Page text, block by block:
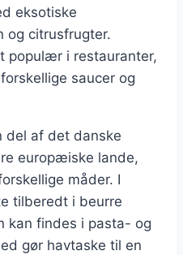
eksotiske
og citrusfrugter.
populær i restauranter,
saucer og
del af det danske
europæiske lande,
måder. I
tilberedt i beurre
kan findes i pasta- og
gør havtaske til en